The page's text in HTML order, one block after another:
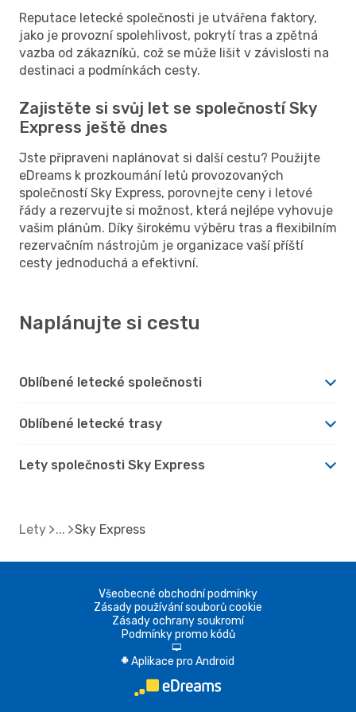
Reputace letecké společnosti je utvářena faktory,
jako je provozní spolehlivost, pokrytí tras a zpětná
vazba od zákazníků, což se může lišit v závislosti na
destinaci a podmínkách cesty.
Zajistěte si svůj let se společností Sky
Express ještě dnes
Jste připraveni naplánovat si další cestu? Použijte
eDreams k prozkoumání letů provozovaných
společností Sky Express, porovnejte ceny i letové
řády a rezervujte si možnost, která nejlépe vyhovuje
vašim plánům. Díky širokému výběru tras a flexibilním
rezervačním nástrojům je organizace vaší příští
cesty jednoduchá a efektivní.
Naplánujte si cestu
Oblíbené letecké společnosti
Oblíbené letecké trasy
Lety společnosti Sky Express
Lety Sky Express
Všeobecné obchodní podmínky
Zásady používání souborů cookie
Zásady ochrany soukromí
Podmínky promo kódů
d
A Aplikace pro Android